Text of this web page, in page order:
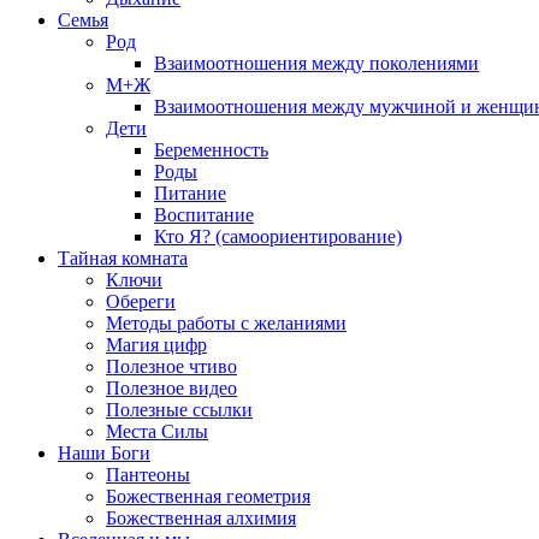
Семья
Род
Взаимоотношения между поколениями
М+Ж
Взаимоотношения между мужчиной и
Дети
Беременность
Роды
Питание
Воспитание
Кто Я? (самоориентирование)
Тайная комната
Ключи
Обереги
Методы работы с желаниями
Магия цифр
Полезное чтиво
Полезное видео
Полезные ссылки
Места Силы
Наши Боги
Пантеоны
Божественная геометрия
Божественная алхимия